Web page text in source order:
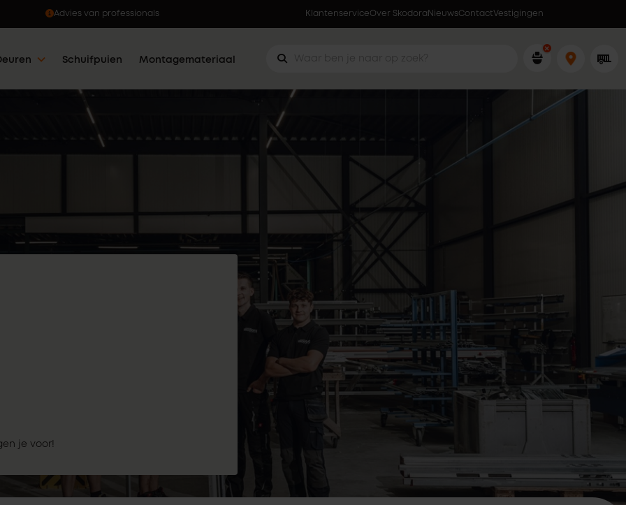
Ophalen wanneer jou dat uitkomt Lokaal geproduceerd in eigen fabriek
KlantenserviceOver Skodora NieuwsContactVestigingen
Schuifpuien Montagemateriaal
je voor!